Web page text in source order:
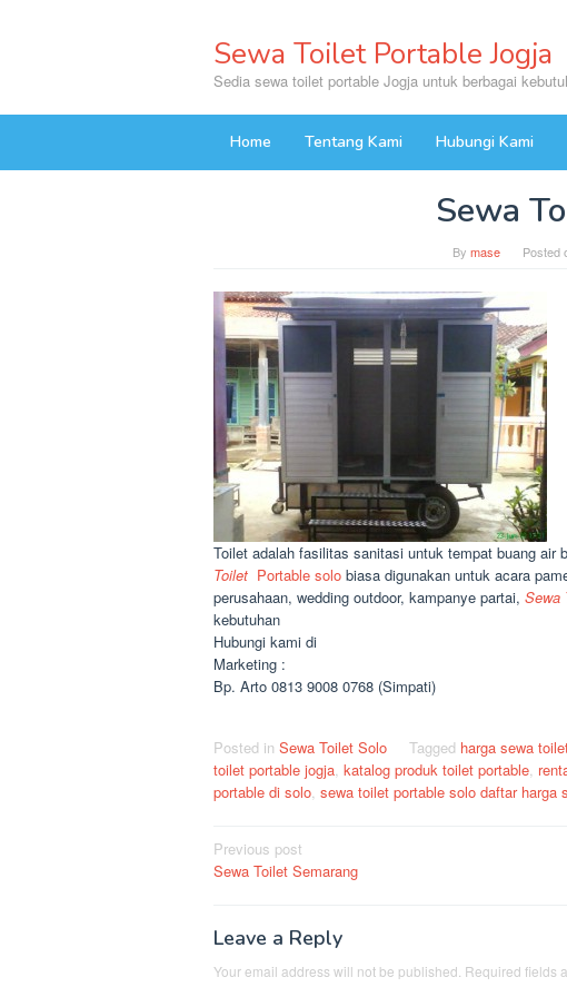
Sewa Toilet Portable Jogja
Sedia sewa toilet portable Jogja untuk berbagai
Home Tentang Kami Hubungi Kami
Sewa
By mase Posted
Toilet adalah fasilitas sanitasi untuk tempat buang air
Toilet Portable solo biasa digunakan untuk acara
perusahaan, wedding outdoor, kampanye partai, Sewa
kebutuhan
Hubungi kami di
Marketing :
Bp. Arto 0813 9008 0768 (Simpati)
Posted in Sewa Toilet Solo Tagged harga sewa
toilet portable jogja, katalog produk toilet portable,
portable di solo, sewa toilet portable solo daftar harga
Post
navigation
Previous post
Sewa Toilet Semarang
Leave a Reply
Your email address will not be published. Required fields